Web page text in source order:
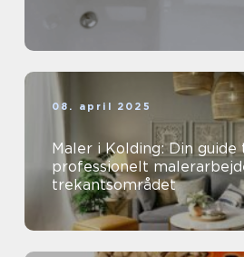
08. april 2025
Maler i Kolding: Din guide
professionelt
trekantsområdet